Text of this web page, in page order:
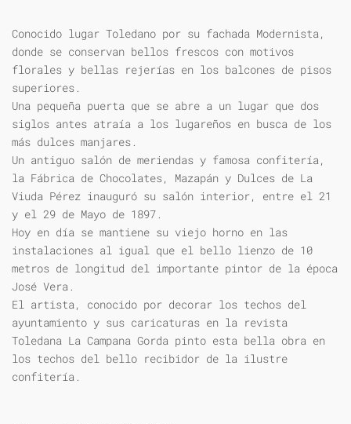
Conocido lugar Toledano por su fachada Modernista,
donde se conservan bellos frescos con motivos
florales y bellas rejerías en los balcones de pisos
superiores.
Una pequeña puerta que se abre a un lugar que dos
siglos antes atraía a los lugareños en busca de los
más dulces manjares.
Un antiguo salón de meriendas y famosa confitería,
la Fábrica de Chocolates, Mazapán y Dulces de La
Viuda Pérez inauguró su salón interior, entre el 21
y el 29 de Mayo de 1897.
Hoy en día se mantiene su viejo horno en las
instalaciones al igual que el bello lienzo de 10
metros de longitud del importante pintor de la época
José Vera.
El artista, conocido por decorar los techos del
ayuntamiento y sus caricaturas en la revista
Toledana La Campana Gorda pinto esta bella obra en
los techos del bello recibidor de la ilustre
confitería.